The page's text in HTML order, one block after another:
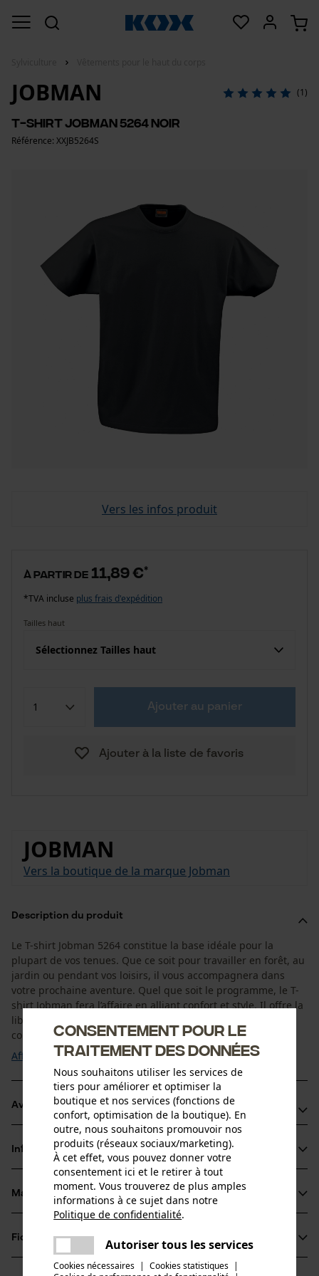
JOBMAN (1)
T-shirt Jobman 5264 noir
Référence: XXJB5264S
Vers les infos produit
à partir de 11,89 €*
*TVA incluse plus frais d'expédition
Tailles haut
Sélectionnez Tailles haut
Ajouter au panier
Ajouter à la liste de favoris
JOBMAN
Vers la boutique de la marque Jobman
Description du produit
Le T-shirt Jobman 5264 constitue la base idéale pour la
plupart de vos tenues. Que ce soit pour travailler en forêt, au
jardin ou pendant vos loisirs, il vous accompagnera dans
votre prochaine aventure. Quel que soit le programme, le T-
shirt Jobman fera l’affaire en alliant confort et style. Il offre la
liberté de mouvement dont vous avez besoin en plus d'un
confort de port optimal. Avec ...
Afficher plus
Avantages du produit
T-shirt moderne en jersey de coton très agréable à porter
Coutures renforcées aux épaules
Double couture autour de l'encolure
Informations sur le produit
Détails du produit
Type de manche
manches courtes
Matériau & entretien
Fiches techniques
Fiche de données de sécurité du produit (PDF)
Consentement pour le
traitement des données
Nous souhaitons utiliser les services de
tiers pour améliorer et optimiser la
boutique et nos services (fonctions de
confort, optimisation de la boutique). En
outre, nous souhaitons promouvoir nos
produits (réseaux sociaux/marketing).
À cet effet, vous pouvez donner votre
consentement ici et le retirer à tout
moment. Vous trouverez de plus amples
informations à ce sujet dans notre
Politique de confidentialité.
Autoriser tous les services
Cookies nécessaires | Cookies statistiques |
Une erreur s'est produite. Veuillez
essayer encore.
partager
partager